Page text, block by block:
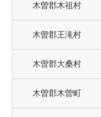
木曽郡木祖村
木曽郡王滝村
木曽郡大桑村
木曽郡木曽町